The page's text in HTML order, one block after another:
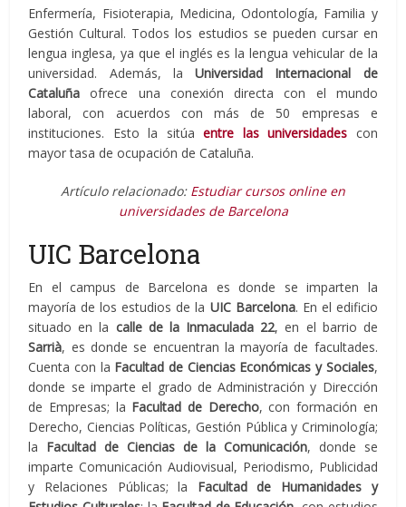
Enfermería, Fisioterapia, Medicina, Odontología, Familia y
Gestión Cultural. Todos los estudios se pueden cursar en
lengua inglesa, ya que el inglés es la lengua vehicular de la
universidad. Además, laUniversidad Internacional de
Cataluña ofrece una conexión directa con el mundo
laboral, con acuerdos con más de 50 empresas e
instituciones. Esto la sitúaentre las universidades con
mayor tasa de ocupación de Cataluña.
Artículo relacionado: Estudiar cursos online en
universidades de Barcelona
UIC Barcelona
En el campus de Barcelona es donde se imparten la
mayoría de los estudios de la UIC Barcelona. En el edificio
situado en la calle de la Inmaculada 22, en el barrio de
Sarrià, es donde se encuentran la mayoría de facultades.
Cuenta con la Facultad de Ciencias Económicas y Sociales,
donde se imparte el grado de Administración y Dirección
de Empresas; la Facultad de Derecho, con formación en
Derecho, Ciencias Políticas, Gestión Pública y Criminología;
la Facultad de Ciencias de la Comunicación, donde se
imparte Comunicación Audiovisual, Periodismo, Publicidad
y Relaciones Públicas; la Facultad de Humanidades y